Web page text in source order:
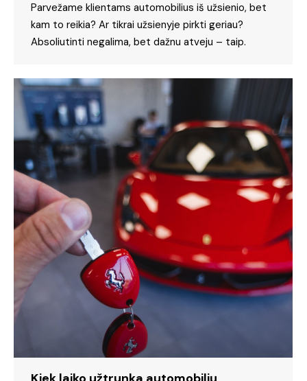
Parvežame klientams automobilius iš užsienio, bet
kam to reikia? Ar tikrai užsienyje pirkti geriau?
Absoliutinti negalima, bet dažnu atveju – taip.